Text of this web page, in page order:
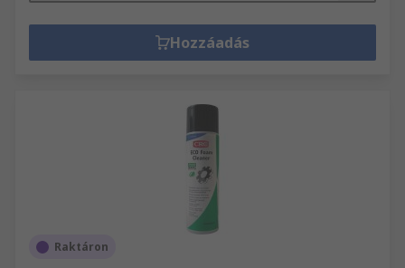
Hozzáadás
Raktáron